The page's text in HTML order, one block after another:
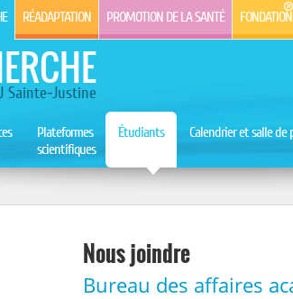
RÉADAPTATION PROMOTION DE LA SANTÉ FONDATION
Sainte-Justine
Plateformes
scientifiques
Étudiants Calendrier et salle de
Nous joindre
Bureau des affaires